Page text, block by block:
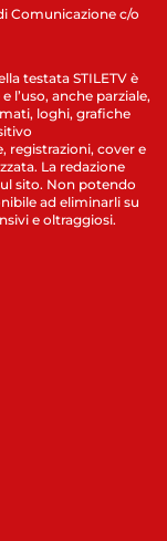
Comunicazione c/o
testata STILETV è
l’uso, anche parziale,
loghi, grafiche
registrazioni, cover e
La redazione
sito. Non potendo
ad eliminarli su
e oltraggiosi.